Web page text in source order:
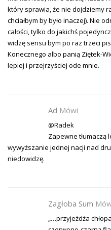
który sprawia, że nie dojdziemy
chciałbym by było inaczej). Nie
całości, tylko do jakichś
widzę sensu bym po raz trzeci
Konecznego albo panią Ziętek-
lepiej i przejrzyściej ode mnie.
Ad Mówi
@Radek
Zapewne tłumaczą
wywyższanie jednej nacji nad
niedowidzę.
Zagłoba Sum
„…przyjeżdża